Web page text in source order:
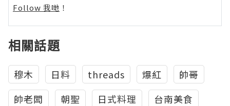
Follow 我哋 ！
相關話題
穆木 日料 threads 爆紅
帥哥
帥老闆
朝聖 日式料理
台南美食